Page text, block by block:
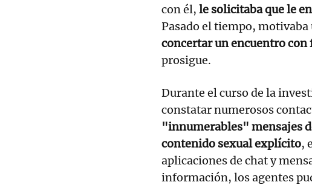
con él, le solicitaba que le
Pasado el tiempo,
concertar un encuentro
prosigue.
Durante el curso de la
constatar numerosos
"innumerables" mensajes
contenido sexual explícito,
aplicaciones de chat y
información, los agentes